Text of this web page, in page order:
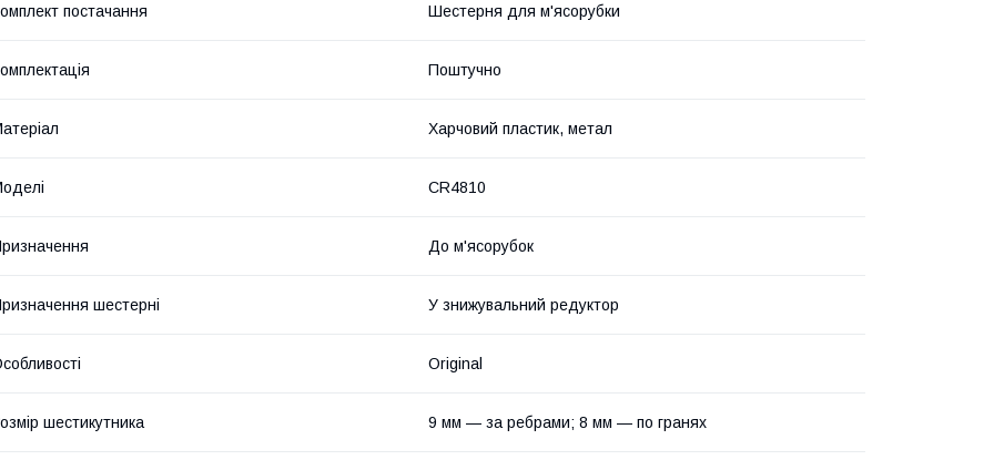
постачання Шестерня для м'ясорубки
Поштучно
Харчовий пластик, метал
CR4810
До м'ясорубок
шестерні У знижувальний редуктор
Original
шестикутника 9 мм — за ребрами; 8 мм — по гранях